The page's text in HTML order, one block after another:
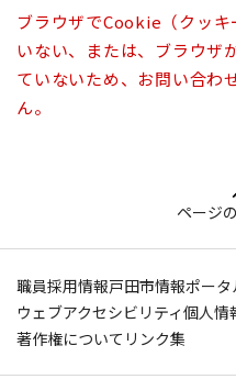
ブラウザでCookie（クッ
いない、または、ブラウザ
ていないため、お問い合わ
ん。
ページ
職員採用情報戸田市情報ポー
ウェブアクセシビリティ個人情
著作権について リンク集